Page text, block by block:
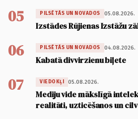
05 PILSĒTĀS UN NOVADOS 05.08.2026.
Izstādes Rūjienas Izstāžu
06 PILSĒTĀS UN NOVADOS 04.08.2026.
Kabatā divvirzienu biļete
07 VIEDOKĻI 05.08.2026.
Mediju vide mākslīgā
realitāti, uzticēšanos un